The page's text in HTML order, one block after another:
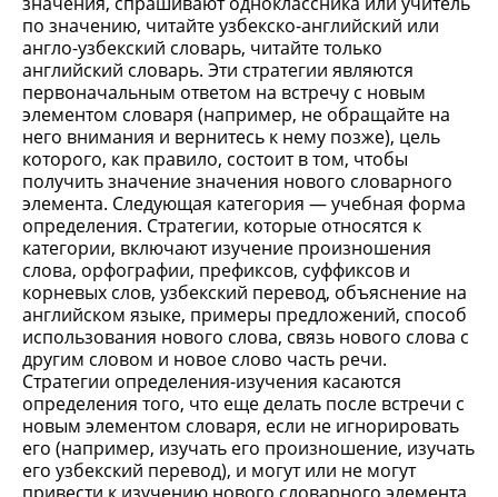
по значению, читайте узбекско-английский или
англо-узбекский словарь, читайте только
английский словарь. Эти стратегии являются
первоначальным ответом на встречу с новым
элементом словаря (например, не обращайте на
него внимания и вернитесь к нему позже), цель
которого, как правило, состоит в том, чтобы
получить значение значения нового словарного
элемента. Следующая категория — учебная форма
определения. Стратегии, которые относятся к
категории, включают изучение произношения
слова, орфографии, префиксов, суффиксов и
корневых слов, узбекский перевод, объяснение на
английском языке, примеры предложений, способ
использования нового слова, связь нового слова с
другим словом и новое слово часть речи.
Стратегии определения-изучения касаются
определения того, что еще делать после встречи с
новым элементом словаря, если не игнорировать
его (например, изучать его произношение, изучать
его узбекский перевод), и могут или не могут